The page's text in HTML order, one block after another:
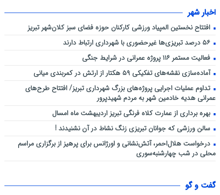
اخبار شهر
افتتاح نخستین المپیاد ورزشی کارکنان حوزه فضای سبز کلان‌شهر تبریز
۵۶ درصد تبریزی‌ها غیرحضوری با شهرداری ارتباط دارند
فعالیت مستمر ۱۱۶ پروژه عمرانی در شرایط جنگی
آماده‌سازی نقشه‌های تفکیکی ۵۹ هکتار از ارتش در کمربندی میانی
تداوم عملیات اجرایی پروژه‌های بزرگ شهرداری تبریز/ افتتاح طرح‌های
عمرانی هدیه خادمین شهر به مردم شهیدپرور
بهره برداری از عمارت کلاه فرنگی تبریز اردیبهشت ماه امسال
سالن ورزشی که جوانان تبریزی زنگ نشاط در آن نشنیدند !
درخواست هلال‌احمر، آتش‌نشانی و اورژانس برای پرهیز از برگزاری مراسم
محلی در شب چهارشنبه‌سوری
گفت و گو